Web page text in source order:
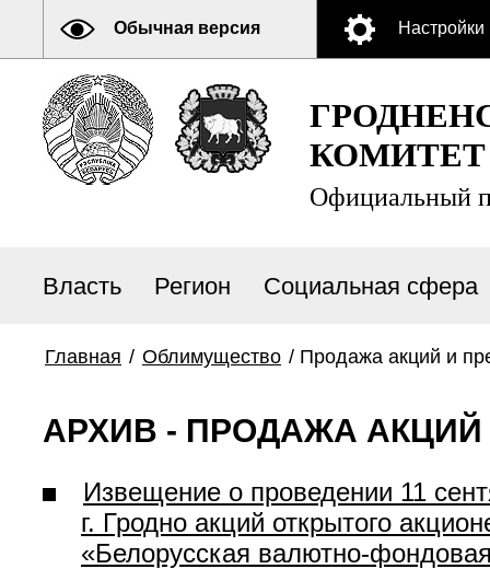
Обычная версия Настройки
КОМИТЕТ
Официальный
Власть Регион Социальная сфера
Главная / Облимущество / Продажа акций и
АРХИВ - ПРОДАЖА
Извещение о проведении 11
г. Гродно акций открытого
«Белорусская валютно-